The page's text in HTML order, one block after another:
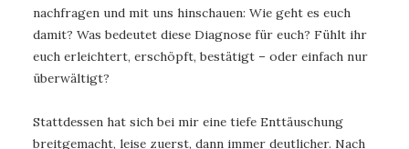
nachfragen und mit uns hinschauen: Wie geht es euch
damit? Was bedeutet diese Diagnose für euch? Fühlt ihr
euch erleichtert, erschöpft, bestätigt – oder einfach nur
überwältigt?
Stattdessen hat sich bei mir eine tiefe Enttäuschung
breitgemacht, leise zuerst, dann immer deutlicher. Nach